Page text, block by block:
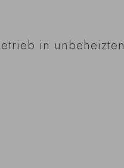
in unbeheizten